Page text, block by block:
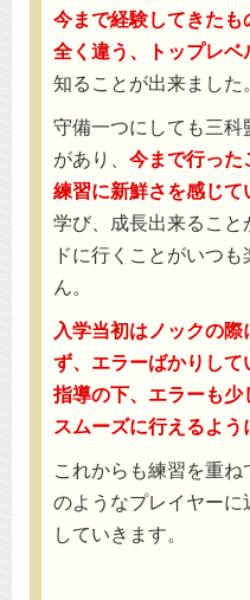
今まで経験してきた
全く違う、トップレ
知ることが出来ました。
守備一つにしても三
があり、 今まで行った
練習に新鮮さを感じて
学び、成長出来るこ
ドに行くことがいつ
ん。
入学当初はノックの
ず、エラーばかりし
指導の下、エラーも
スムーズに行えるよう
これからも練習を重
のようなプレイヤー
していきます。